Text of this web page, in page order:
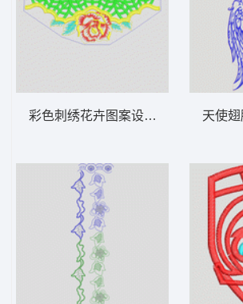
彩色刺绣花卉图案设计 水溶朵花天使翅